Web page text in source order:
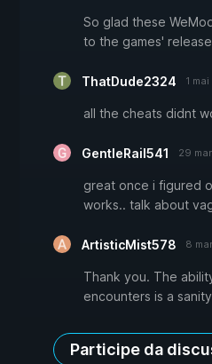
So glad these
to the games'
ThatDude2324 1 mai
all the cheats didnt
GentleRail541 29 mar
great once i figured
works.. talk about
ArtisticMist578 8 mar
Thank you. The
encounters is a
Participe da